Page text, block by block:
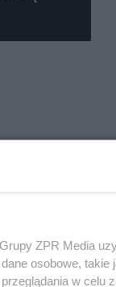
ZPR Media
osobowe, takie
w celu